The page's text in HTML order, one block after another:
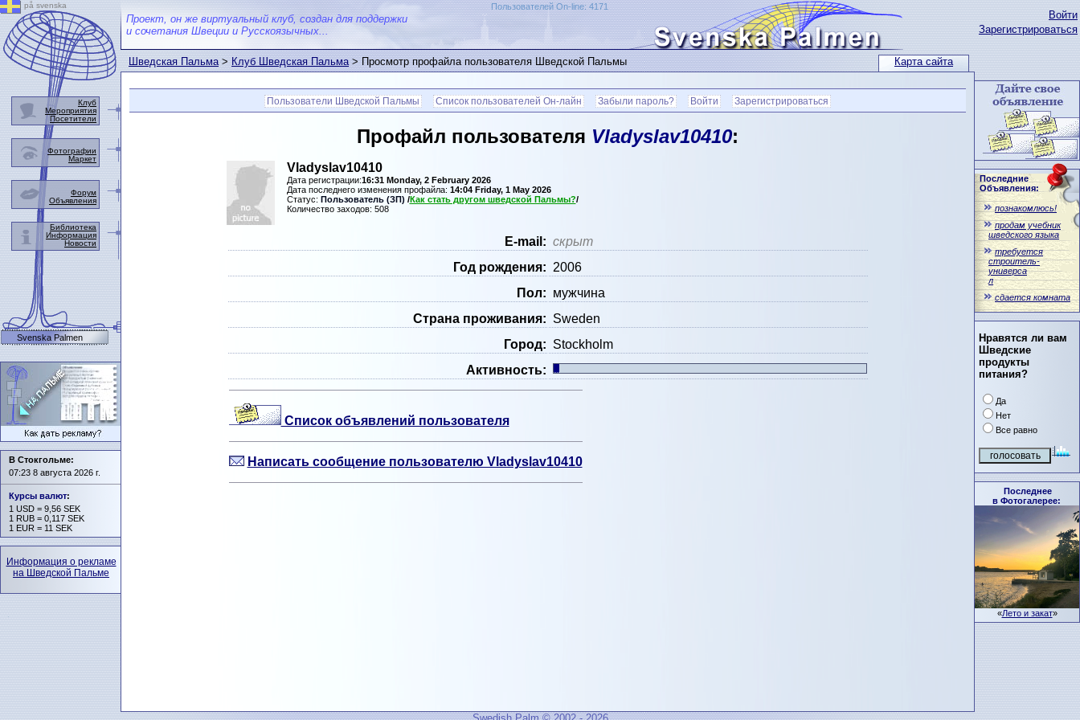
Карта сайта
Войти
Зарегистрироваться
Последние
Объявления:
познакомлюсь!
продам учебник
шведского языка
требуется
строитель-
универса
л
сдается комната
Нравятся ли вам
Шведские
продукты
питания?
Да
Нет
Все равно
Последнее
в Фотогалерее:
«Лето и закат»
Проект, он же виртуальный клуб, создан для поддержки
и сочетания Швеции и Русскоязычных...
Пользователей On-line: 4171
Шведская Пальма>Клуб Шведская Пальма> Просмотр профайла пользователя Шведской Пальмы
Пользователи Шведской Пальмы Список пользователей Он-лайн Забыли пароль? Войти Зарегистрироваться
Профайл пользователя Vladyslav10410:
Vladyslav10410
Дата регистрации:16:31 Monday, 2 February 2026
Дата последнего изменения профайла: 14:04 Friday, 1 May 2026
Статус: Пользователь (ЗП) /Как стать другом шведской Пальмы?/
Количество заходов: 508
Е-mail: скрыт
Год рождения: 2006
Пол: мужчина
Страна проживания: Sweden
Город: Stockholm
Активность:
Список объявлений пользователя
Написать сообщение пользователю Vladyslav10410
på svenska
Клуб
Мероприятия
Посетители
Фотографии
Маркет
Форум
Объявления
Библиотека
Информация
Новости
Svenska Palmen
В Стокгольме:
07:23 8 августа 2026 г.
Курсы валют:
1 USD = 9,56 SEK
1 RUB = 0,117 SEK
1 EUR = 11 SEK
Информация о рекламе
на Шведской Пальме